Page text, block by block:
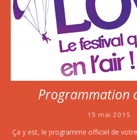
Programmation
15 mai 2015
Ça y est, le programme officiel de